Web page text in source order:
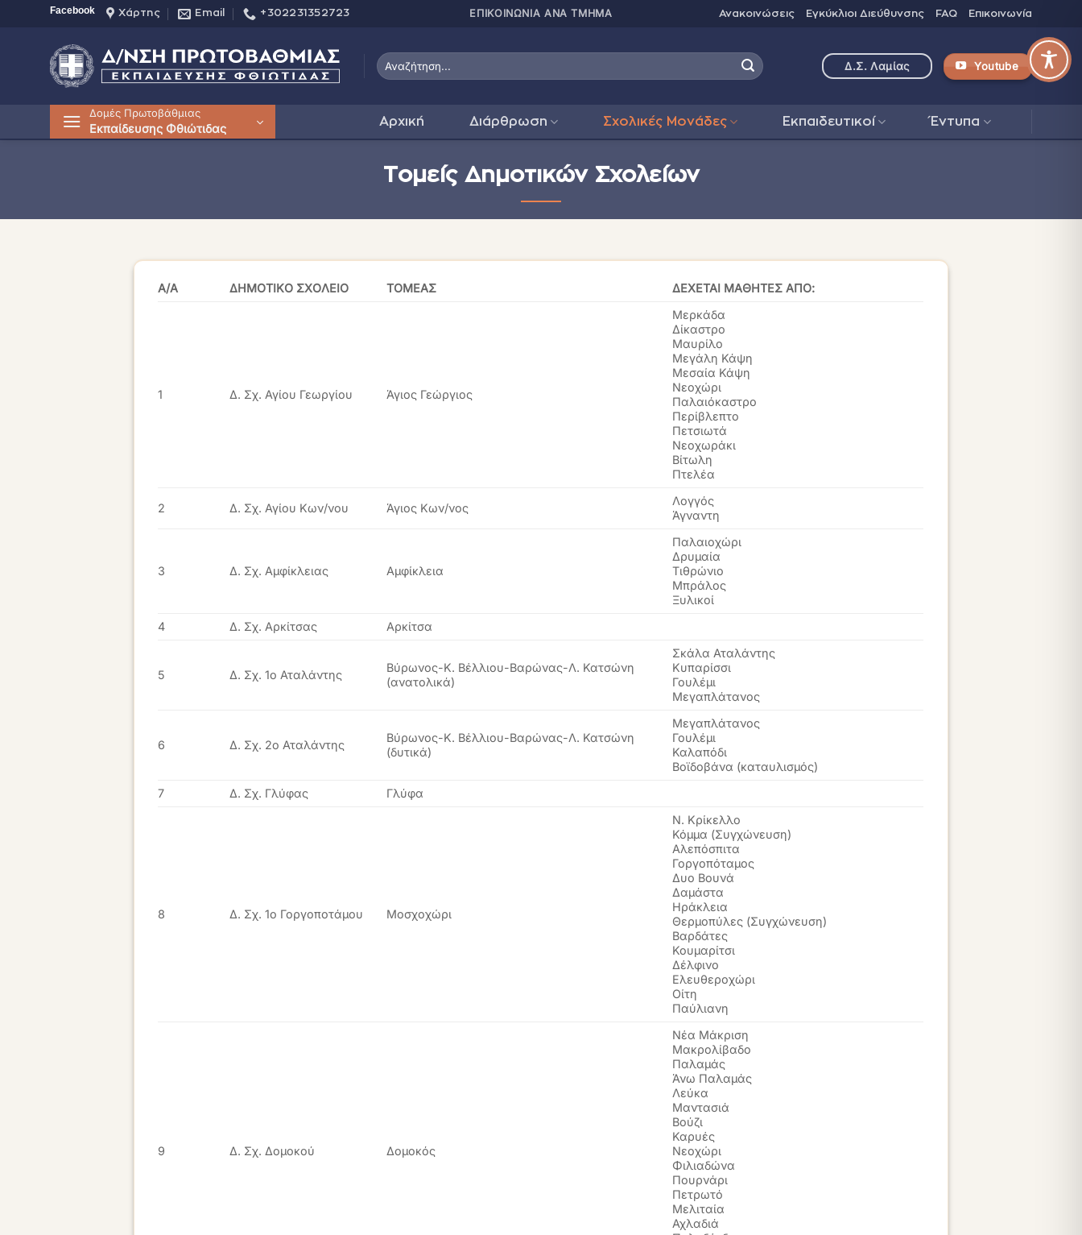
Μετάβαση
περιεχόμενο
Facebook Χάρτης Email +302231352723 ΠΑΤΗΣΤΕ ΕΔΩ ΓΙΑ Ανακοινώσεις Εγκύκλιοι Διεύθυνσης FAQ Επικοινωνία
Δ.Σ. Λαμίας Youtube
Δομές Πρωτοβάθμιας
Εκπαίδευσης Φθιώτιδας Αρχική Διάρθρωση Σχολικές Μονάδες Εκπαιδευτικοί Έντυπα
Τομείς Δημοτικών Σχολείων
Α/Α ΔΗΜΟΤΙΚΟ ΣΧΟΛΕΙΟ ΤΟΜΕΑΣ ΔΕΧΕΤΑΙ ΜΑΘΗΤΕΣ ΑΠΟ:
1 Δ. Σχ. Αγίου Γεωργίου Άγιος Γεώργιος
Μερκάδα
Δίκαστρο
Μαυρίλο
Μεγάλη Κάψη
Μεσαία Κάψη
Νεοχώρι
Παλαιόκαστρο
Περίβλεπτο
Πετσιωτά
Νεοχωράκι
Βίτωλη
Πτελέα
2 Δ. Σχ. Αγίου Κων/νου Άγιος Κων/νος
Λογγός
Άγναντη
3 Δ. Σχ. Αμφίκλειας Αμφίκλεια
Παλαιοχώρι
Δρυμαία
Τιθρώνιο
Μπράλος
Ξυλικοί
4
Δ. Σχ. Αρκίτσας Αρκίτσα
5 Δ. Σχ. 1ο Αταλάντης
Βύρωνος-Κ. Βέλλιου-Βαρώνας-Λ. Κατσώνη
(ανατολικά)
Σκάλα Αταλάντης
Κυπαρίσσι
Γουλέμι
Μεγαπλάτανος
6 Δ. Σχ. 2ο Αταλάντης
Βύρωνος-Κ. Βέλλιου-Βαρώνας-Λ. Κατσώνη
(δυτικά)
Μεγαπλάτανος
Γουλέμι
Καλαπόδι
Βοϊδοβάνα (καταυλισμός)
7
Δ. Σχ. Γλύφας Γλύφα
8 Δ. Σχ. 1ο Γοργοποτάμου Μοσχοχώρι
Ν. Κρίκελλο
Κόμμα (Συγχώνευση)
Αλεπόσπιτα
Γοργοπόταμος
Δυο Βουνά
Δαμάστα
Ηράκλεια
Θερμοπύλες (Συγχώνευση)
Βαρδάτες
Κουμαρίτσι
Δέλφινο
Ελευθεροχώρι
Οίτη
Παύλιανη
9 Δ. Σχ. Δομοκού Δομοκός
Νέα Μάκριση
Μακρολίβαδο
Παλαμάς
Άνω Παλαμάς
Λεύκα
Μαντασιά
Βούζι
Καρυές
Νεοχώρι
Φιλιαδώνα
Πουρνάρι
Πετρωτό
Μελιταία
Αχλαδιά